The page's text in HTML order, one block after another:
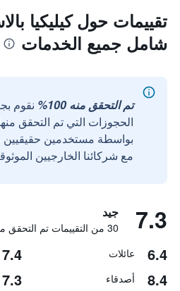
تقييمات حول كيليكيا
شامل جميع الخدمات
تم التحقق منه 100%
نقوم
الحجوزات التي تم التحقق
مع شركائنا الخارجيين
7.3 جيد
30 من التقييمات تم التحقق منها
6.4 عائلات 7.4
8.4 أصدقاء 7.3